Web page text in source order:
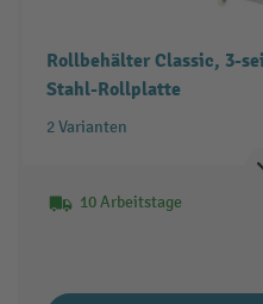
Rollbehälter Classic, 3-
Stahl-Rollplatte
2 Varianten
10 Arbeitstage